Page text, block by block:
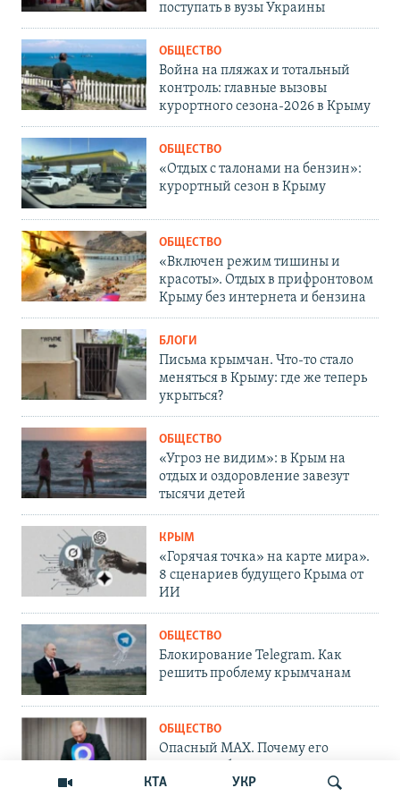
КТА УКР
поступать в вузы Украины
ОБЩЕСТВО
Война на пляжах и тотальный
контроль: главные вызовы
курортного сезона-2026 в Крыму
ОБЩЕСТВО
«Отдых с талонами на бензин»:
курортный сезон в Крыму
ОБЩЕСТВО
«Включен режим тишины и
красоты». Отдых в прифронтовом
Крыму без интернета и бензина
БЛОГИ
Письма крымчан. Что-то стало
меняться в Крыму: где же теперь
укрыться?
ОБЩЕСТВО
«Угроз не видим»: в Крым на
отдых и оздоровление завезут
тысячи детей
КРЫМ
«Горячая точка» на карте мира».
8 сценариев будущего Крыма от
ИИ
ОБЩЕСТВО
Блокирование Telegram. Как
решить проблему крымчанам
ОБЩЕСТВО
Опасный MAX. Почему его